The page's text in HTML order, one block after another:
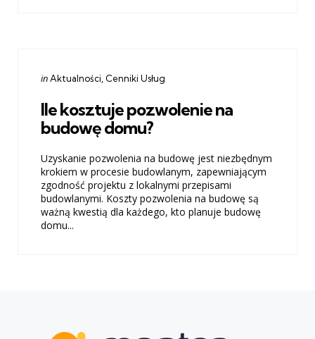
Categories
Posted
inAktualności Cenniki Usług
Ile kosztuje pozwolenie na
budowę domu?
Uzyskanie pozwolenia na budowę jest niezbędnym
krokiem w procesie budowlanym, zapewniającym
zgodność projektu z lokalnymi przepisami
budowlanymi. Koszty pozwolenia na budowę są
ważną kwestią dla każdego, kto planuje budowę
domu...